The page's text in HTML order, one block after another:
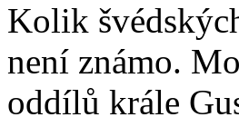
Kolik
není známo.
oddílů krále